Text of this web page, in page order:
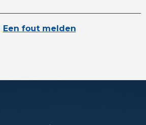
Een fout melden